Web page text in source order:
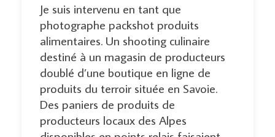
Je suis intervenu en tant que
photographe packshot produits
alimentaires. Un shooting culinaire
destiné à un magasin de producteurs
doublé d’une boutique en ligne de
produits du terroir située en Savoie.
Des paniers de produits de
producteurs locaux des Alpes